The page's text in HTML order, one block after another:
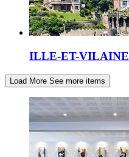
ILLE-ET-VILAINE
Load More See more items